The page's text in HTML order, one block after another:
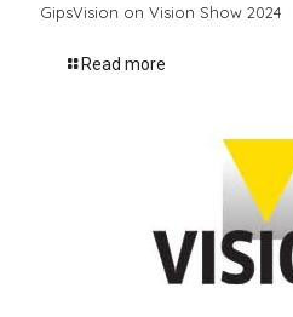
GipsVision on Vision Show 2024
Read more